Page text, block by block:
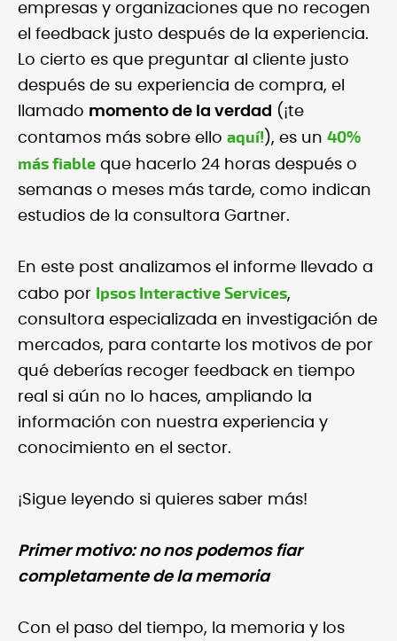
empresas y organizaciones que no recogen
el feedback justo después de la experiencia.
Lo cierto es que preguntar al cliente justo
después de su experiencia de compra, el
llamado momento de la verdad (¡te
contamos más sobre ello aquí! ), es un 40%
más fiable que hacerlo 24 horas después o
semanas o meses más tarde, como indican
estudios de la consultora Gartner.
En este post analizamos el informe llevado a
cabo por Ipsos Interactive Services,
consultora especializada en investigación de
mercados, para contarte los motivos de por
qué deberías recoger feedback en tiempo
real si aún no lo haces, ampliando la
información con nuestra experiencia y
conocimiento en el sector.
¡Sigue leyendo si quieres saber más!
Primer motivo: no nos podemos fiar
completamente de la memoria
Con el paso del tiempo, la memoria y los